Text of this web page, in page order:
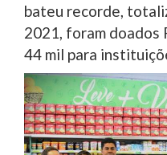
bateu recorde,
2021, foram doados
44 mil para